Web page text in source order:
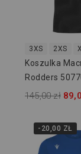
3XS 2XS
Koszulka
Rodders
145,00 zł
-20,00 ZŁ